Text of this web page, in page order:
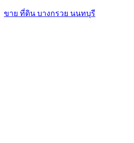
ขาย ที่ดิน บางกรวย นนทบุรี